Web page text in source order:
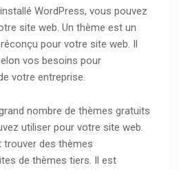
WordPress, vous pouvez
site web. Un thème est un
pour votre site web. Il
vos besoins pour
votre entreprise.
nombre de thèmes gratuits
utiliser pour votre site web.
trouver des thèmes
de thèmes tiers. Il est